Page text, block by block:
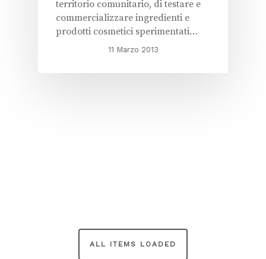
territorio comunitario, di testare e
commercializzare ingredienti e
prodotti cosmetici sperimentati…
11 Marzo 2013
ALL ITEMS LOADED